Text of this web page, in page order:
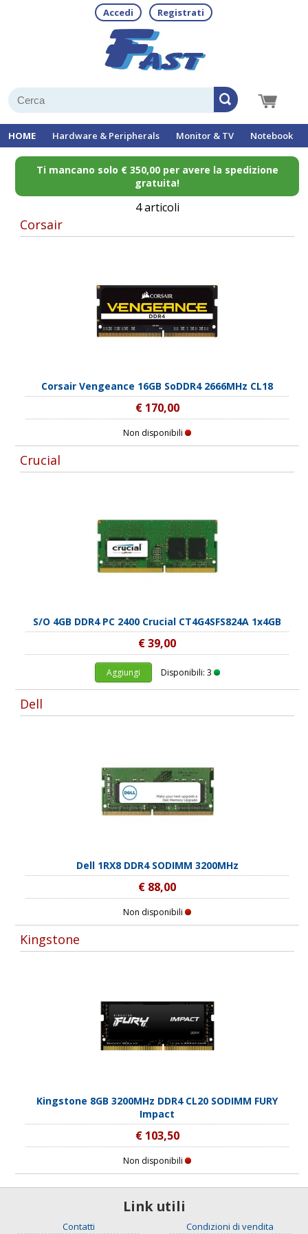
Accedi Registrati
HOME Hardware & Peripherals Monitor & TV Notebook
Ti mancano solo € 350,00 per avere la spedizione
gratuita!
4 articoli
Corsair
Corsair Vengeance 16GB SoDDR4 2666MHz CL18
€ 170,00
Non disponibili
Crucial
S/O 4GB DDR4 PC 2400 Crucial CT4G4SFS824A 1x4GB
€ 39,00
Aggiungi Disponibili: 3
Dell
Dell 1RX8 DDR4 SODIMM 3200MHz
€ 88,00
Non disponibili
Kingstone
Kingstone 8GB 3200MHz DDR4 CL20 SODIMM FURY
Impact
€ 103,50
Non disponibili
Link utili
Contatti Condizioni di vendita